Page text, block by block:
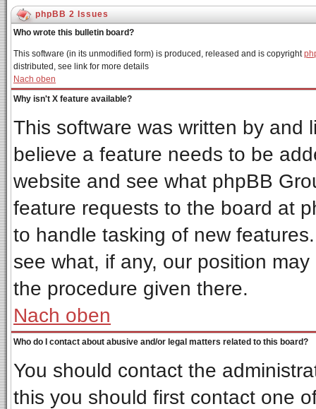
phpBB 2 Issues
Who wrote this bulletin board?
This software (in its unmodified form) is produced, released and is copyright
distributed, see link for more details
Nach oben
Why isn't X feature available?
This software was written by and
believe a feature needs to be
website and see what phpBB
feature requests to the board at
to handle tasking of new
see what, if any, our position
the procedure given there.
Nach oben
Who do I contact about abusive and/or legal matters related to this board?
You should contact the
this you should first contact one